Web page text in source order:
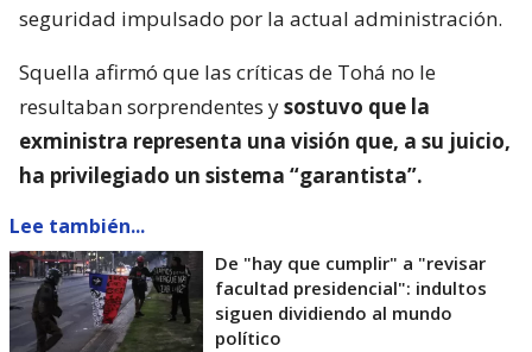
seguridad impulsado por la actual administración.
Squella afirmó que las críticas de Tohá no le
resultaban sorprendentes ysostuvo que la
exministra representa una visión que, a su juicio,
ha privilegiado un sistema “garantista”.
Lee también...
De "hay que cumplir" a "revisar
facultad presidencial": indultos
siguen dividiendo al mundo
político